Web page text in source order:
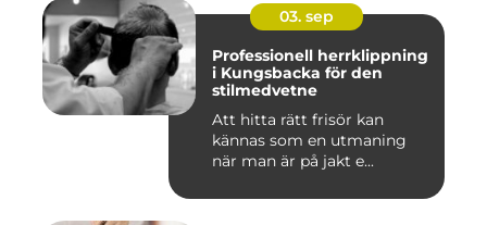
03. sep
Professionell herrklippning
i Kungsbacka för den
stilmedvetne
Att hitta rätt frisör kan
kännas som en utmaning
när man är på jakt e...